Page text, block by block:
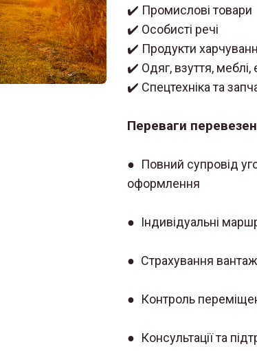
✔️ Промислові товари
✔️ Особисті речі
✔️ Продукти
✔️ Одяг, взуття, меблі,
✔️ Спецтехніка та
Переваги
● Повний супровід
оформлення
● Індивідуальні
● Страхування
● Контроль
● Консультації та